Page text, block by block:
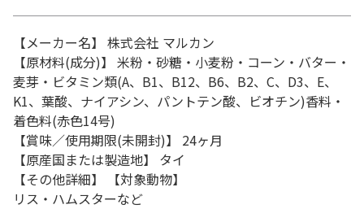
【メーカー名】 株式会社 マルカン
【原材料(成分)】 米粉・砂糖・小麦粉・コーン・バター・
麦芽・ビタミン類(A、B1、B12、B6、B2、C、D3、E、
K1、葉酸、ナイアシン、パントテン酸、ビオチン)香料・
着色料(赤色14号)
【賞味／使用期限(未開封)】 24ヶ月
【原産国または製造地】 タイ
【その他詳細】 【対象動物】
リス・ハムスターなど